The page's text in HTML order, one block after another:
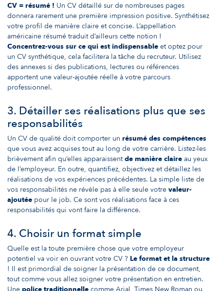
CV = résumé ! Un CV détaillé sur de nombreuses pages
donnera rarement une première impression positive. Synthétisez
votre profil de manière claire et concise. L’appellation
américaine résumé traduit d’ailleurs cette notion !
Concentrez-vous sur ce qui est indispensable et optez pour
un CV synthétique, cela facilitera la tâche du recruteur. Utilisez
des annexes si des publications, lectures ou références
apportent une valeur-ajoutée réelle à votre parcours
professionnel.
3. Détailler ses réalisations plus que ses
responsabilités
Un CV de qualité doit comporter un résumé des compétences
que vous avez acquises tout au long de votre carrière. Listez-les
brièvement afin qu’elles apparaissentde manière claire au yeux
de l’employeur. En outre, quantifiez, objectivez et détaillez les
réalisations de vos expériences précédentes. La simple liste de
vos responsabilités ne révèle pas à elle seule votre valeur-
ajoutée pour le job. Ce sont vos réalisations face à ces
responsabilités qui vont faire la différence.
4. Choisir un format simple
Quelle est la toute première chose que votre employeur
potentiel va voir en ouvrant votre CV ? Le format et la structure
! Il est primordial de soigner la présentation de ce document,
tout comme vous allez soigner votre présentation en entretien.
Une police traditionnelle comme Arial, Times New Roman ou